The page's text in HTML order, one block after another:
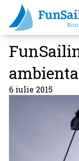
6 iulie 2015